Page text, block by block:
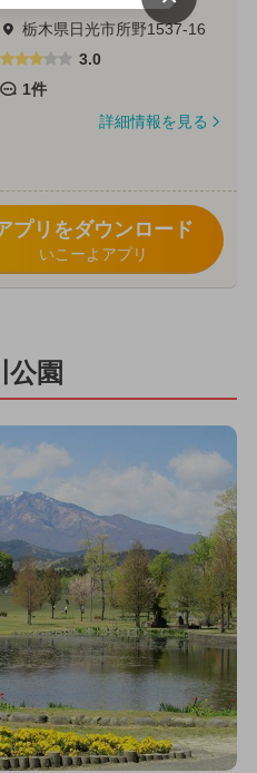
栃木県日光市所野1537-16
3.0
1件
詳細情報を見る
プリをダウンロード
いこーよアプリ
公園